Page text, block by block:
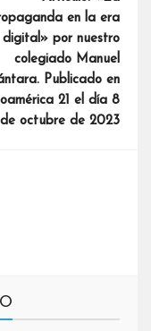
en la era
digital» por nuestro
colegiado Manuel
Publicado en
21 el día 8
de octubre de 2023